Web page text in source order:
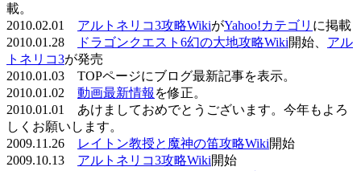
載。
2010.02.01 アルトネリコ3攻略WikiがYahoo!カテゴリ に掲載
2010.01.28
ドラゴンクエスト6幻の大地攻略Wiki開始、 アル
トネリコ3が発売
2010.01.03 TOPページにブログ最新記事を表示。
2010.01.02 動画最新情報 を修正。
2010.01.01 あけましておめでとうございます。今年もよろ
しくお願いします。
2009.11.26
レイトン教授と魔神の笛攻略Wiki開始
2009.10.13 アルトネリコ3攻略Wiki開始